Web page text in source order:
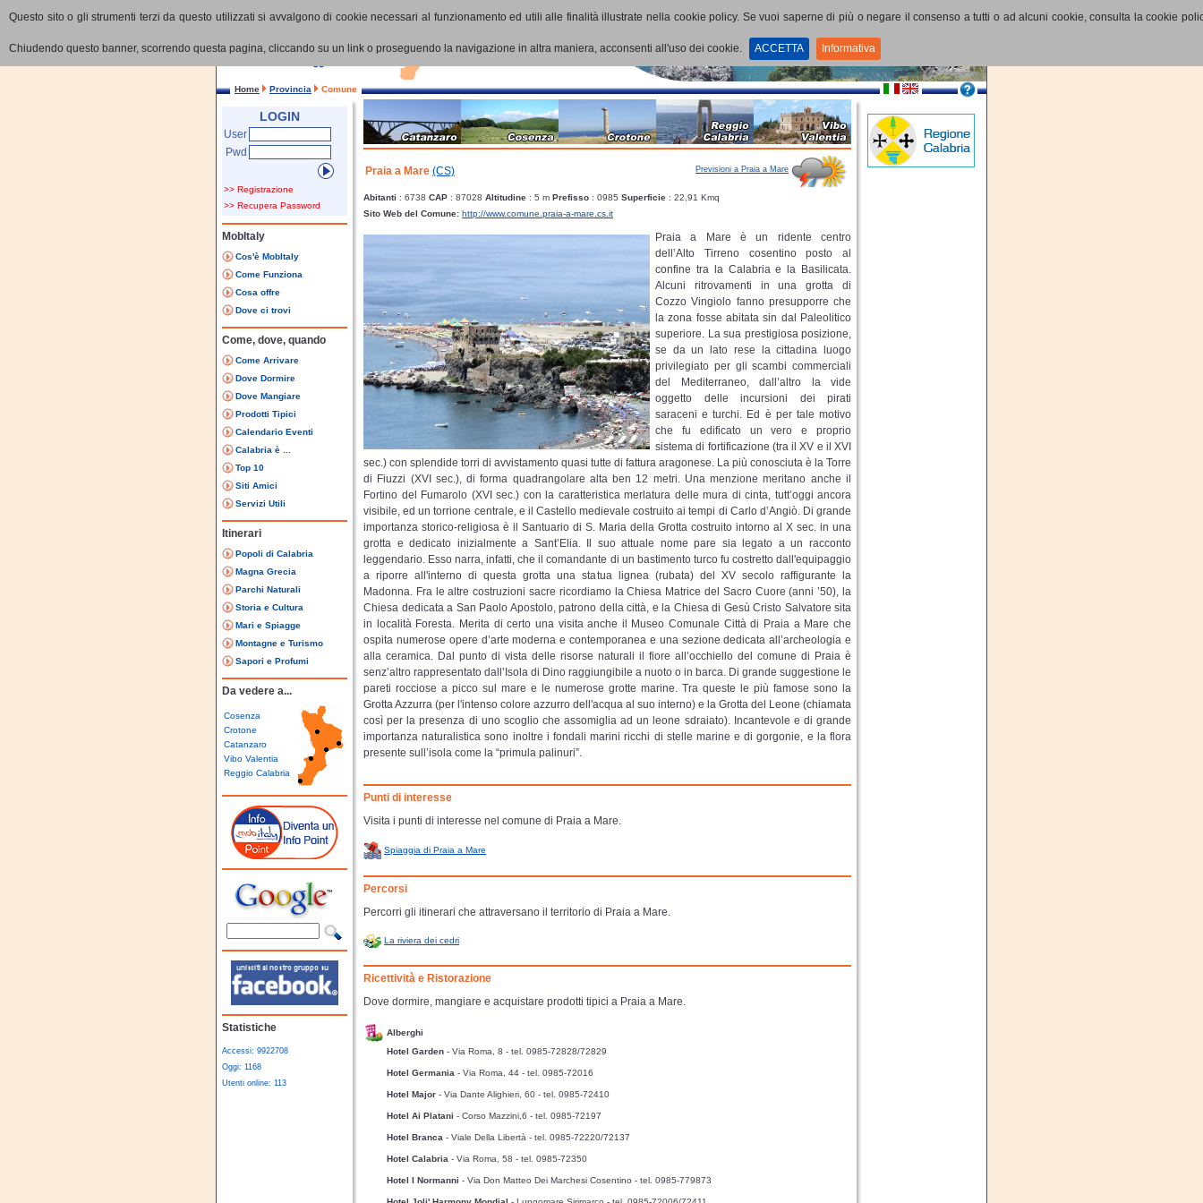
Questo sito o gli strumenti terzi da questo utilizzati si avvalgono di cookie necessari al funzionamento ed utili alle finalità illustrate nella cookie policy. Se vuoi saperne di più o negare il consenso a tutti o ad alcuni cookie, consulta la cookie
Chiudendo questo banner, scorrendo questa pagina, cliccando su un link o proseguendo la navigazione in altra maniera, acconsenti all'uso dei cookie. ACCETTA Informativa
Home Provincia Comune
LOGIN
User
Pwd
>> Registrazione
>> Recupera Password
MobItaly
Cos'è MobItaly
Come Funziona
Cosa offre
Dove ci trovi
Come, dove, quando
Come Arrivare
Dove Dormire
Dove Mangiare
Prodotti Tipici
Calendario Eventi
Calabria è ...
Top 10
Siti Amici
Servizi Utili
Itinerari
Popoli di Calabria
Magna Grecia
Parchi Naturali
Storia e Cultura
Mari e Spiagge
Montagne e Turismo
Sapori e Profumi
Da vedere a...
Cosenza
Crotone
Catanzaro
Vibo Valentia
Reggio Calabria
Statistiche
Accessi: 9922708
Oggi: 1168
Utenti online: 113
Praia a Mare (CS) Previsioni a Praia a Mare
Abitanti : 6738 CAP : 87028 Altitudine : 5 m Prefisso : 0985 Superficie : 22,91 Kmq
Sito Web del Comune: http://www.comune.praia-a-mare.cs.it
Praia a Mare è un ridente centro
dell’Alto Tirreno cosentino posto al
confine tra la Calabria e la Basilicata.
Alcuni ritrovamenti in una grotta di
Cozzo Vingiolo fanno presupporre che
la zona fosse abitata sin dal Paleolitico
superiore. La sua prestigiosa posizione,
se da un lato rese la cittadina luogo
privilegiato per gli scambi commerciali
del Mediterraneo, dall’altro la vide
oggetto delle incursioni dei pirati
saraceni e turchi. Ed è per tale motivo
che fu edificato un vero e proprio
sistema di fortificazione (tra il XV e il XVI
sec.) con splendide torri di avvistamento quasi tutte di fattura aragonese. La più conosciuta è la Torre
di Fiuzzi (XVI sec.), di forma quadrangolare alta ben 12 metri. Una menzione meritano anche il
Fortino del Fumarolo (XVI sec.) con la caratteristica merlatura delle mura di cinta, tutt’oggi ancora
visibile, ed un torrione centrale, e il Castello medievale costruito ai tempi di Carlo d’Angiò. Di grande
importanza storico-religiosa è il Santuario di S. Maria della Grotta costruito intorno al X sec. in una
grotta e dedicato inizialmente a Sant’Elia. Il suo attuale nome pare sia legato a un racconto
leggendario. Esso narra, infatti, che il comandante di un bastimento turco fu costretto dall'equipaggio
a riporre all'interno di questa grotta una statua lignea (rubata) del XV secolo raffigurante la
Madonna. Fra le altre costruzioni sacre ricordiamo la Chiesa Matrice del Sacro Cuore (anni ’50), la
Chiesa dedicata a San Paolo Apostolo, patrono della città, e la Chiesa di Gesù Cristo Salvatore sita
in località Foresta. Merita di certo una visita anche il Museo Comunale Città di Praia a Mare che
ospita numerose opere d’arte moderna e contemporanea e una sezione dedicata all’archeologia e
alla ceramica. Dal punto di vista delle risorse naturali il fiore all’occhiello del comune di Praia è
senz’altro rappresentato dall’Isola di Dino raggiungibile a nuoto o in barca. Di grande suggestione le
pareti rocciose a picco sul mare e le numerose grotte marine. Tra queste le più famose sono la
Grotta Azzurra (per l'intenso colore azzurro dell'acqua al suo interno) e la Grotta del Leone (chiamata
così per la presenza di uno scoglio che assomiglia ad un leone sdraiato). Incantevole e di grande
importanza naturalistica sono inoltre i fondali marini ricchi di stelle marine e di gorgonie, e la flora
presente sull’isola come la “primula palinuri”.
Punti di interesse
Visita i punti di interesse nel comune di Praia a Mare.
Spiaggia di Praia a Mare
Percorsi
Percorri gli itinerari che attraversano il territorio di Praia a Mare.
La riviera dei cedri
Ricettività e Ristorazione
Dove dormire, mangiare e acquistare prodotti tipici a Praia a Mare.
Alberghi
Hotel Garden - Via Roma, 8 - tel. 0985-72828/72829
Hotel Germania - Via Roma, 44 - tel. 0985-72016
Hotel Major - Via Dante Alighieri, 60 - tel. 0985-72410
Hotel Ai Platani - Corso Mazzini,6 - tel. 0985-72197
Hotel Branca - Viale Della Libertà - tel. 0985-72220/72137
Hotel Calabria - Via Roma, 58 - tel. 0985-72350
Hotel I Normanni - Via Don Matteo Dei Marchesi Cosentino - tel. 0985-779873